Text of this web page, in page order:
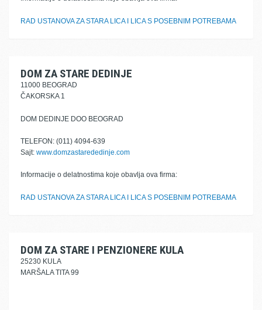
RAD USTANOVA ZA STARA LICA I LICA S POSEBNIM POTREBAMA
DOM ZA STARE DEDINJE
11000 BEOGRAD
ČAKORSKA 1
DOM DEDINJE DOO BEOGRAD
TELEFON: (011) 4094-639
Sajt: www.domzastarededinje.com
Informacije o delatnostima koje obavlja ova firma:
RAD USTANOVA ZA STARA LICA I LICA S POSEBNIM POTREBAMA
DOM ZA STARE I PENZIONERE KULA
25230 KULA
MARŠALA TITA 99